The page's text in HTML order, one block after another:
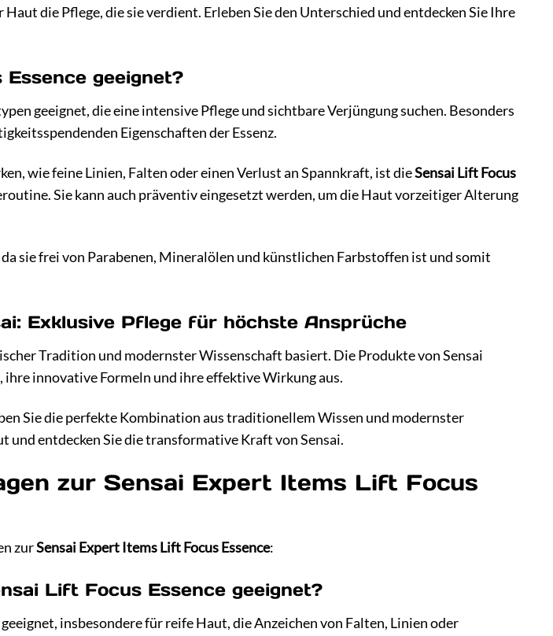
Haut die Pflege, die sie verdient. Erleben Sie den Unterschied und entdecken Sie Ihre
geeignet?
geeignet, die eine intensive Pflege und sichtbare Verjüngung suchen. Besonders
Eigenschaften der Essenz.
wie feine Linien, Falten oder einen Verlust an Spannkraft, ist dieSensai Lift Focus
Sie kann auch präventiv eingesetzt werden, um die Haut vorzeitiger Alterung
sie frei von Parabenen, Mineralölen und künstlichen Farbstoffen ist und somit
Exklusive Pflege für höchste Ansprüche
Tradition und modernster Wissenschaft basiert. Die Produkte von Sensai
innovative Formeln und ihre effektive Wirkung aus.
Sie die perfekte Kombination aus traditionellem Wissen und modernster
und entdecken Sie die transformative Kraft von Sensai.
zur Sensai Expert Items Lift Focus
zurSensai Expert Items Lift Focus Essence:
Lift Focus Essence geeignet?
insbesondere für reife Haut, die Anzeichen von Falten, Linien oder